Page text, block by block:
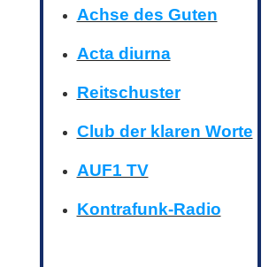
Achse des Guten
Acta diurna
Reitschuster
Club der klaren Worte
AUF1 TV
Kontrafunk-Radio